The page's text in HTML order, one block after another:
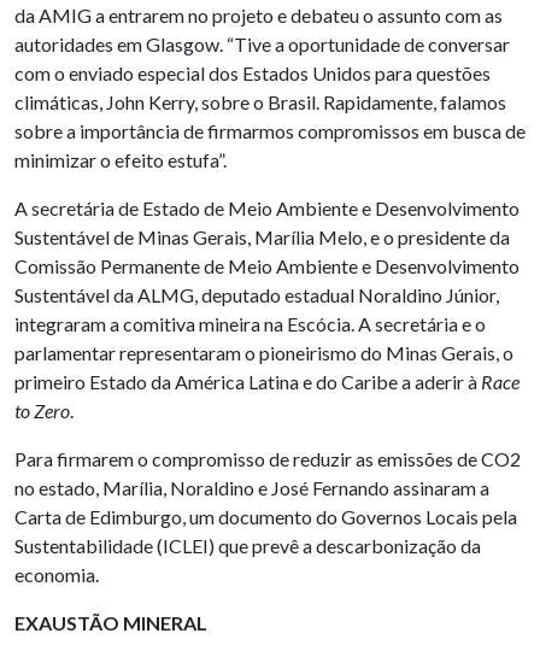
da AMIG a entrarem no projeto e debateu o assunto com as
autoridades em Glasgow. “Tive a oportunidade de conversar
com o enviado especial dos Estados Unidos para questões
climáticas, John Kerry, sobre o Brasil. Rapidamente, falamos
sobre a importância de firmarmos compromissos em busca de
minimizar o efeito estufa”.
A secretária de Estado de Meio Ambiente e Desenvolvimento
Sustentável de Minas Gerais, Marília Melo, e o presidente da
Comissão Permanente de Meio Ambiente e Desenvolvimento
Sustentável da ALMG, deputado estadual Noraldino Júnior,
integraram a comitiva mineira na Escócia. A secretária e o
parlamentar representaram o pioneirismo do Minas Gerais, o
primeiro Estado da América Latina e do Caribe a aderir à Race
to Zero.
Para firmarem o compromisso de reduzir as emissões de CO2
no estado, Marília, Noraldino e José Fernando assinaram a
Carta de Edimburgo, um documento do Governos Locais pela
Sustentabilidade (ICLEI) que prevê a descarbonização da
economia.
EXAUSTÃO MINERAL